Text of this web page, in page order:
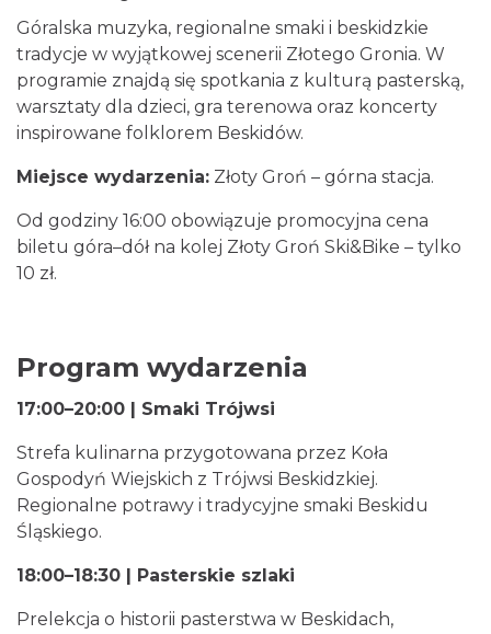
Święto Jagnięciny w Istebnej
Istebna
2026-08-15
1.14 km
Pójcie Dziecka – będzie kino!
Piłkarski Piknik
Istebna
1.37 km
Góralska muzyka, regionalne smaki i beskidzkie
tradycje w wyjątkowej scenerii Złotego Gronia. W
programie znajdą się spotkania z kulturą pasterską,
warsztaty dla dzieci, gra terenowa oraz koncerty
inspirowane folklorem Beskidów.
Miejsce wydarzenia: Złoty Groń – górna stacja.
Od godziny 16:00 obowiązuje promocyjna cena
biletu góra–dół na kolej Złoty Groń Ski&Bike – tylko
10 zł.
Program wydarzenia
17:00–20:00 | Smaki Trójwsi
Strefa kulinarna przygotowana przez Koła
Gospodyń Wiejskich z Trójwsi Beskidzkiej.
Regionalne potrawy i tradycyjne smaki Beskidu
Śląskiego.
18:00–18:30 | Pasterskie szlaki
Prelekcja o historii pasterstwa w Beskidach,